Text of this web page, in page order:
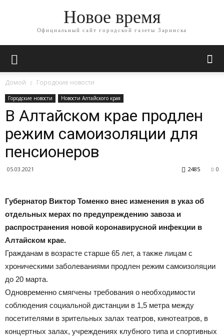
Новое время
Официальный сайт городской газеты Заринска
Домой Городские новости
Городские новости Новости Алтайского края
В Алтайском крае продлен
режим самоизоляции для
пенсионеров
05.03.2021 0
2485
Губернатор Виктор Томенко внес изменения в указ об
отдельных мерах по предупреждению завоза и
распространения новой коронавирусной инфекции в
Алтайском крае.
Гражданам в возрасте старше 65 лет, а также лицам с
хроническими заболеваниями продлен режим самоизоляции
до 20 марта.
Одновременно смягчены требования о необходимости
соблюдения социальной дистанции в 1,5 метра между
посетителями в зрительных залах театров, кинотеатров, в
концертных залах, учреждениях клубного типа и спортивных